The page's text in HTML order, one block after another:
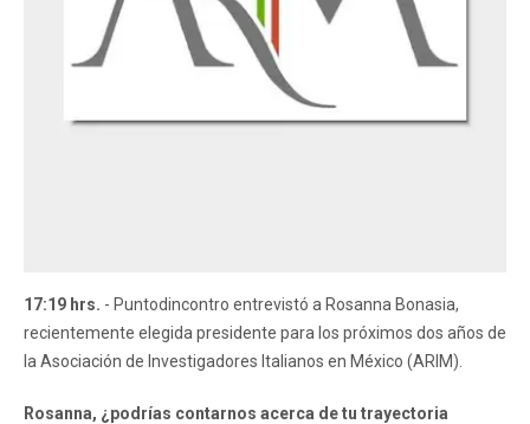
17:19 hrs. - Puntodincontro entrevistó a Rosanna Bonasia,
recientemente elegida presidente para los próximos dos años de
la Asociación de Investigadores Italianos en México (ARIM).
Rosanna, ¿podrías contarnos acerca de tu trayectoria